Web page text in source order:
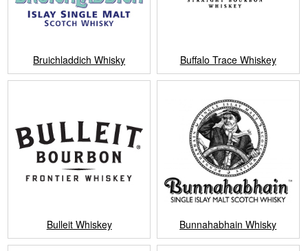
Bruichladdich Whisky Buffalo Trace Whiskey
Bulleit Whiskey Bunnahabhain Whisky